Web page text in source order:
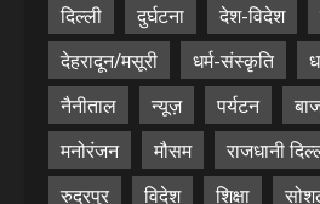
दिल्ली
दुर्घटना देश-विदेश
देहरादून/मसूरी
धर्म-संस्कृति
नैनीताल
न्यूज़ पर्यटन
मनोरंजन
मौसम राजधानी
रुद्रपुर
विदेश शिक्षा